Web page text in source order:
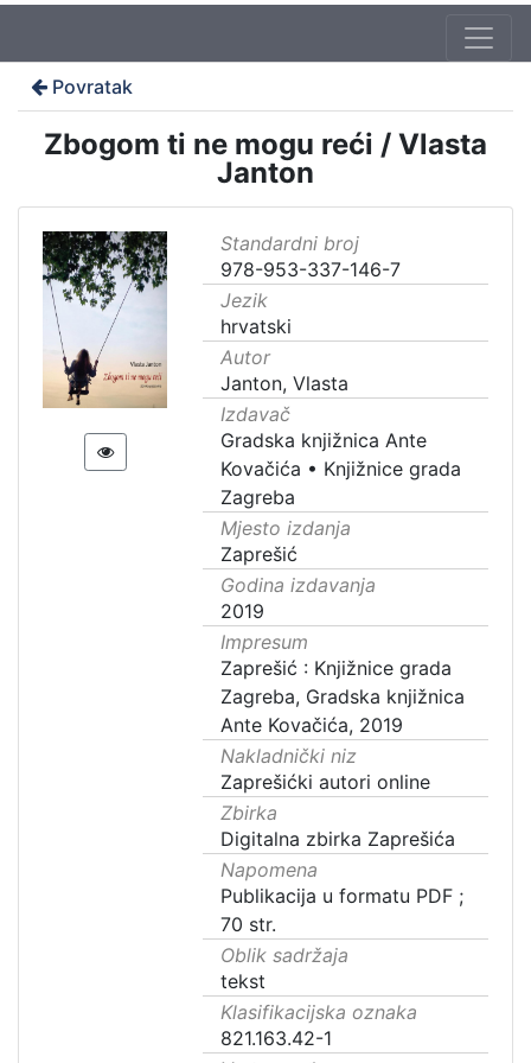
Povratak
Zbogom ti ne mogu reći / Vlasta
Janton
Standardni broj
978-953-337-146-7
Jezik
hrvatski
Autor
Janton, Vlasta
Izdavač
Gradska knjižnica Ante
Kovačića • Knjižnice grada
Zagreba
Mjesto izdanja
Zaprešić
Godina izdavanja
2019
Impresum
Zaprešić : Knjižnice grada
Zagreba, Gradska knjižnica
Ante Kovačića, 2019
Nakladnički niz
Zaprešićki autori online
Zbirka
Digitalna zbirka Zaprešića
Napomena
Publikacija u formatu PDF ;
70 str.
Oblik sadržaja
tekst
Klasifikacijska oznaka
821.163.42-1